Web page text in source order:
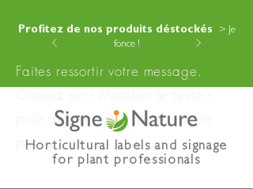
Profitez de nos produits déstockés
> Je
fonce !
Faites ressortir votre message.
Cliquez sur « Modifier le texte »
pour ajouter votre contenu à ce
paragraphe.
Horticultural labels and signage
for plant professionals